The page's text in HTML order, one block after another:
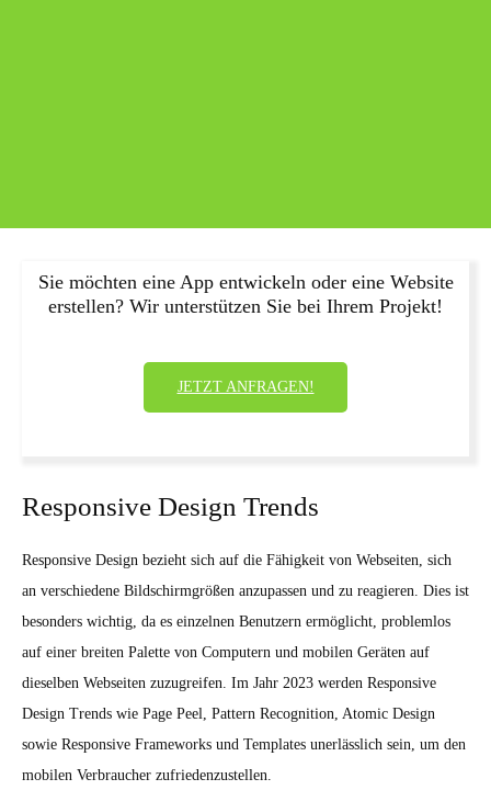
Sie möchten eine App entwickeln oder eine Website
erstellen? Wir unterstützen Sie bei Ihrem Projekt!
JETZT ANFRAGEN!
Responsive Design Trends
Responsive Design bezieht sich auf die Fähigkeit von Webseiten, sich
an verschiedene Bildschirmgrößen anzupassen und zu reagieren. Dies ist
besonders wichtig, da es einzelnen Benutzern ermöglicht, problemlos
auf einer breiten Palette von Computern und mobilen Geräten auf
dieselben Webseiten zuzugreifen. Im Jahr 2023 werden Responsive
Design Trends wie Page Peel, Pattern Recognition, Atomic Design
sowie Responsive Frameworks und Templates unerlässlich sein, um den
mobilen Verbraucher zufriedenzustellen.